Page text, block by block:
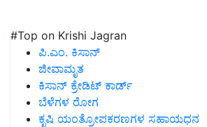
#Top on Krishi Jagran
ಪಿ.ಎಂ. ಕಿಸಾನ್
ಜೀವಾಮೃತ
ಕಿಸಾನ್ ಕ್ರೇಡಿಟ್ ಕಾರ್ಡ್
ಬೆಳೆಗಳ ರೋಗ
ಕೃಷಿ ಯಂತ್ರೋಪಕರಣಗಳ ಸಹಾಯಧನ